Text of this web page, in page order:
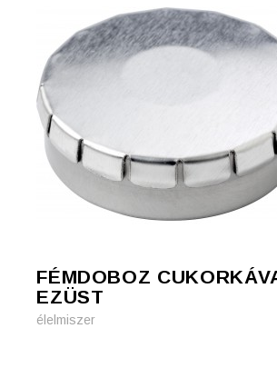
FÉMDOBOZ
EZÜST
élelmiszer